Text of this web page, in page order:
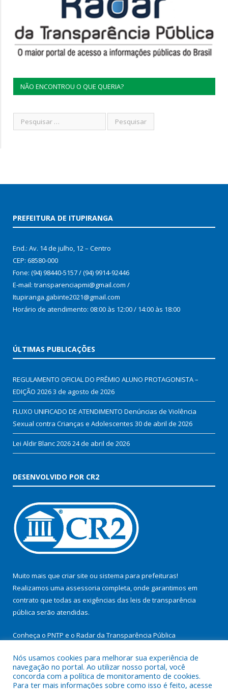
NÃO ENCONTROU O QUE QUERIA?
PREFEITURA DE ITUPIRANGA
End.: Av. 14 de julho, 12 – Centro
CEP: 68580-000
Fone: (94) 98440-5157 / (94) 9914-92446
E-mail: transparenciapmi@gmail.com /
Itupiranga.gabinte2021@gmail.com
Horário de atendimento: 08:00 às 12:00 / 14:00 às 18:00
ÚLTIMAS PUBLICAÇÕES
REGULAMENTO OFICIAL DO PRÊMIO ALUNO PROTAGONISTA –
EDIÇÃO 20263 de agosto de 2026
FLUXO UNIFICADO DE ATENDIMENTO Denúncias de Violência
Sexual contra Crianças e Adolescentes 30 de abril de 2026
Lei Aldir Blanc 202624 de abril de 2026
DESENVOLVIDO POR CR2
Muito mais que criar site ou sistema para prefeituras!
Realizamos uma assessoria completa, onde garantimos em
contrato que todas as exigências das leis de transparência
pública serão atendidas.
Conheça o PNTP e o Radar da Transparência Pública
Nós usamos cookies para melhorar sua experiência de
navegação no portal. Ao utilizar nosso portal, você
concorda com a política de monitoramento de cookies.
Para ter mais informações sobre como isso é feito, acesse